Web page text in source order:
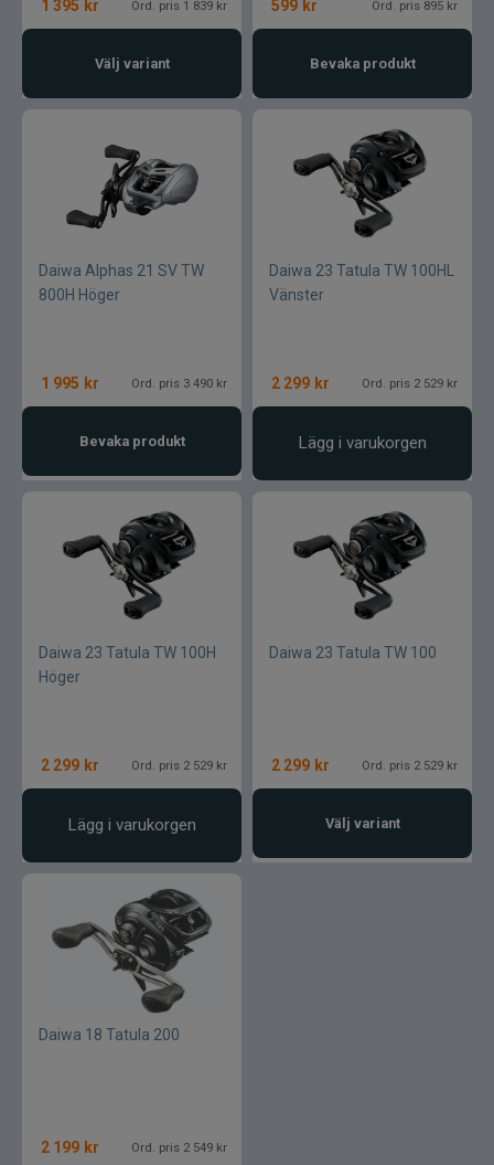
1 395 kr Ord. pris 1 839 kr
Välj variant
599 kr Ord. pris 895 kr
Bevaka produkt
Daiwa Alphas 21 SV TW
800H Höger
1 995 kr Ord. pris 3 490 kr
Bevaka produkt
Daiwa 23 Tatula TW 100HL
Vänster
2 299 kr Ord. pris 2 529 kr
Lägg i varukorgen
Daiwa 23 Tatula TW 100H
Höger
2 299 kr Ord. pris 2 529 kr
Lägg i varukorgen
Daiwa 23 Tatula TW 100
2 299 kr Ord. pris 2 529 kr
Välj variant
Daiwa 18 Tatula 200
2 199 kr Ord. pris 2 549 kr